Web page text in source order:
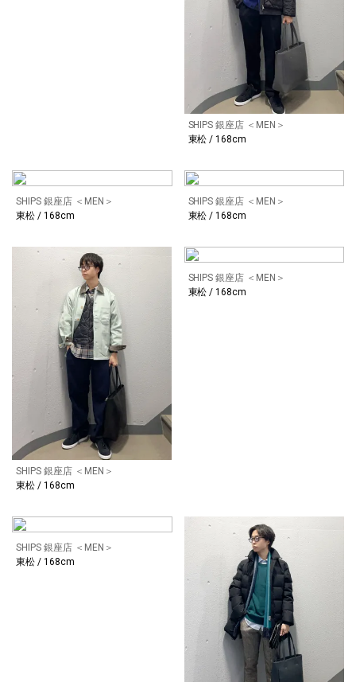
SHIPS 銀座店 ＜MEN＞
東松 / 168cm
SHIPS 銀座店 ＜MEN＞
東松 / 168cm
SHIPS 銀座店 ＜MEN＞
東松 / 168cm
SHIPS 銀座店 ＜MEN＞
東松 / 168cm
SHIPS 銀座店 ＜MEN＞
東松 / 168cm
SHIPS 銀座店 ＜MEN＞
東松 / 168cm